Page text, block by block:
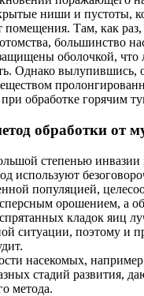
ниши и пустоты,
помещения. Там, как раз,
большинство
оболочкой, что
Однако вылупившись,
обработке горячим
обработки от
степенью инвазии
используют
популяцией,
орошением, а
кладок яиц
ситуации, поэтому и
насекомых,
стадий развития,
метода.